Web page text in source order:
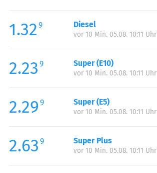
Mittwoch:
Donnerstag:
Samstag:
Sonntag:
1.32 9 Diesel
vor 10 Min. 05.08. 10:11 Uhr
2.23 9 Super (E10)
vor 10 Min. 05.08. 10:11 Uhr
2.29 9 Super (E5)
vor 10 Min. 05.08. 10:11 Uhr
2.63 9 Super Plus
vor 10 Min. 05.08. 10:11 Uhr